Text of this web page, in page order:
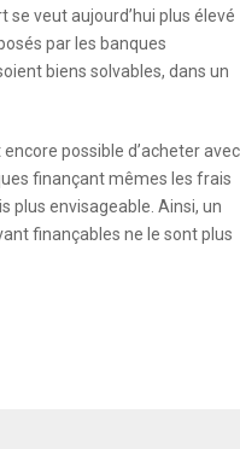
se veut aujourd’hui plus élevé
par les banques
biens solvables, dans un
possible d’acheter avec
finançant mêmes les frais
plus envisageable. Ainsi, un
finançables ne le sont plus